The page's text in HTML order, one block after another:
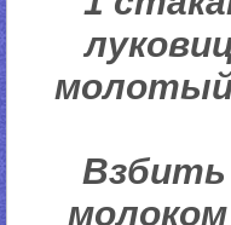
молотый
Взбить